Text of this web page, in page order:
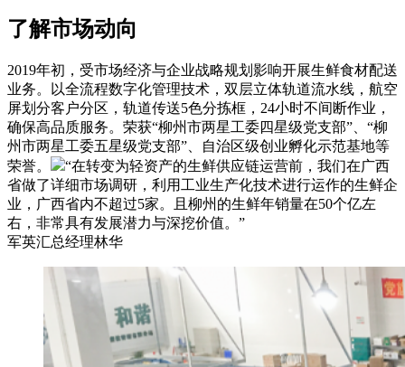
了解市场动向
2019年初，受市场经济与企业战略规划影响开展生鲜食材配送
业务。以全流程数字化管理技术，双层立体轨道流水线，航空
屏划分客户分区，轨道传送5色分拣框，24小时不间断作业，
确保高品质服务。荣获“柳州市两星工委四星级党支部”、“柳
州市两星工委五星级党支部”、自治区级创业孵化示范基地等
荣誉。
“在转变为轻资产的生鲜供应链运营前，我们在广西
省做了详细市场调研，利用工业生产化技术进行运作的生鲜企
业，广西省内不超过5家。且柳州的生鲜年销量在50个亿左
右，非常具有发展潜力与深挖价值。”
军英汇总经理林华